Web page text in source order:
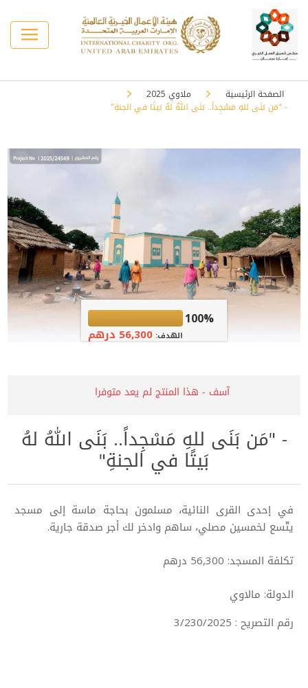
الصفحة الرئيسية
ملاوي 2025
- "مَن بَنَى للهِ مَسْجِداً.. بَنَى اللهُ لهُ بَيتًا في الجنةِ"
100%
الهدف:56,300 درهم
آسف - هذا المنتج لم يعد متوفرا
- "مَن بَنَى للهِ مَسْجِداً.. بَنَى اللهُ لهُ
بَيتًا في الجنةِ"
في إحدى القرى النائية، مسلمون بحاجة ماسة إلى مسجد
يتّسع لخمسين مصلي، ساهم وادخر لك أجر صدقة جارية.
تكلفة المسجد: 56,300 درهم
الدولة: مالاوي
رقم التصريح : 3/230/2025